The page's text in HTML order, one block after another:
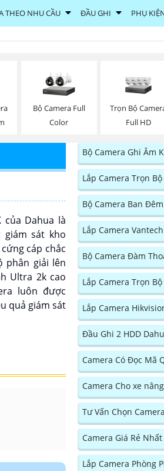
THEO NHU CẦU ĐẦU GHI PHỤ
Bộ Camera Full
Color
Trọn Bộ
Full HD
của Dahua là
sát kho
cáp chắc
phân giải lên
Ultra 2k cao
luôn được
quả giám sát
Bộ Camera Ghi Âm
Lắp Camera Trọn
Bộ Camera Ban
Lắp Camera
Bộ Camera Đàm
Lắp Camera Trọn
Lắp Camera
Đầu Ghi 2 HDD
Camera Có Đọc Mã
Camera Cho xe nâng
Tư Vấn Chọn
Camera Giá Rẻ Nhất
Lắp Camera Phòng